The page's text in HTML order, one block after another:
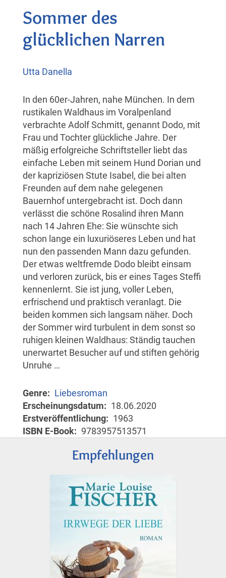
Sommer des
glücklichen Narren
Utta Danella
In den 60er-Jahren, nahe München. In dem
rustikalen Waldhaus im Voralpenland
verbrachte Adolf Schmitt, genannt Dodo, mit
Frau und Tochter glückliche Jahre. Der
mäßig erfolgreiche Schriftsteller liebt das
einfache Leben mit seinem Hund Dorian und
der kapriziösen Stute Isabel, die bei alten
Freunden auf dem nahe gelegenen
Bauernhof untergebracht ist. Doch dann
verlässt die schöne Rosalind ihren Mann
nach 14 Jahren Ehe: Sie wünschte sich
schon lange ein luxuriöseres Leben und hat
nun den passenden Mann dazu gefunden.
Der etwas weltfremde Dodo bleibt einsam
und verloren zurück, bis er eines Tages Steffi
kennenlernt. Sie ist jung, voller Leben,
erfrischend und praktisch veranlagt. Die
beiden kommen sich langsam näher. Doch
der Sommer wird turbulent in dem sonst so
ruhigen kleinen Waldhaus: Ständig tauchen
unerwartet Besucher auf und stiften gehörig
Unruhe …
Genre
Liebesroman
Erscheinungsdatum
18.06.2020
Erstveröffentlichung
1963
ISBN E-Book
9783957513571
Empfehlungen